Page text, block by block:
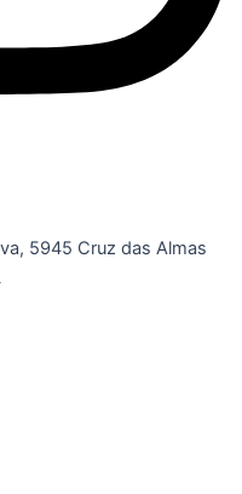
5945 Cruz das Almas